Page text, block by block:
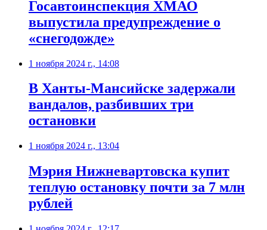
Госавтоинспекция ХМАО
выпустила предупреждение о
«снегодожде»
1 ноября 2024 г., 14:08
В Ханты-Мансийске задержали
вандалов, разбивших три
остановки
1 ноября 2024 г., 13:04
Мэрия Нижневартовска купит
теплую остановку почти за 7 млн
рублей